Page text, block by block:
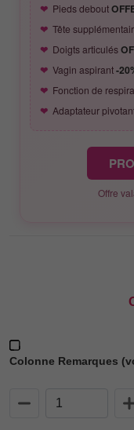
Pieds debout
Tête
Doigts articulés
Vagin aspirant-
Fonction de
Adaptateur
Offre
Colonne Remarques